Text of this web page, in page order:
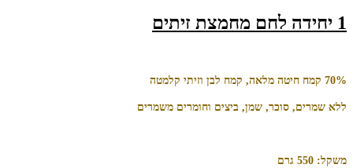
1 יחידה לחם מחמצת זיתים
70% קמח חיטה מלאה, קמח לבן וזיתי קלמטה
ללא שמרים, סוכר, שמן, ביצים וחומרים משמרים
משקל: 550 גרם